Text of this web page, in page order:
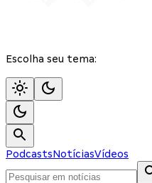
Escolha seu tema:
PodcastsNotíciasVídeos